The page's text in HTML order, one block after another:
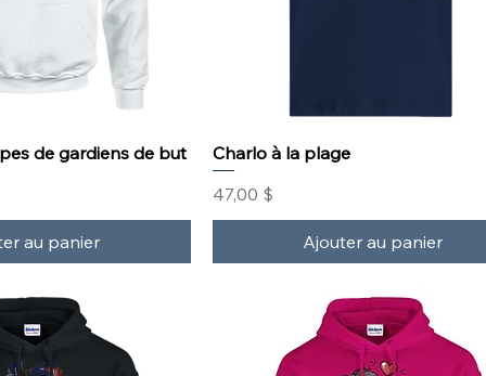
de gardiens de but
au panier
Charlo à la plage
Prix
47,00 $
Ajouter au panier